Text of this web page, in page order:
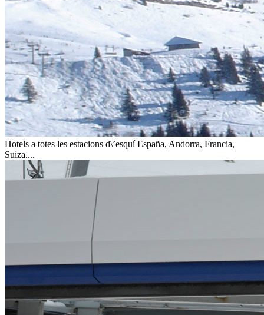
Hotels a totes les estacions d\’esquí España, Andorra, Francia,
Suiza....